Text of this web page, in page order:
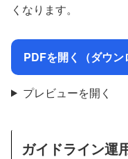
くなります。
PDFを開く（ダウン
プレビューを開く
ガイドライン運